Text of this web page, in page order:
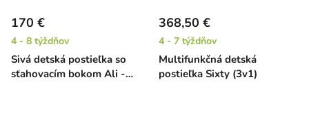
Sivá detská postieľka so
sťahovacím bokom Ali -
170 €
4 - 8 týždňov
Multifunkčná detská
postieľka Sixty (3v1)
368,50 €
4 - 7 týždňov